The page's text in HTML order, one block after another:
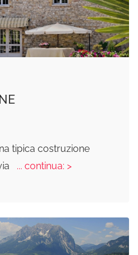
tipica costruzione
... continua: >